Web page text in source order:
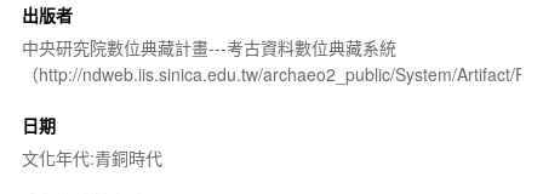
出版者
中央研究院數位典藏計畫---考古資料數位典藏系統
（http://ndweb.iis.sinica.edu.tw/archaeo2_public/System/Artifact/
日期
文化年代:青銅時代